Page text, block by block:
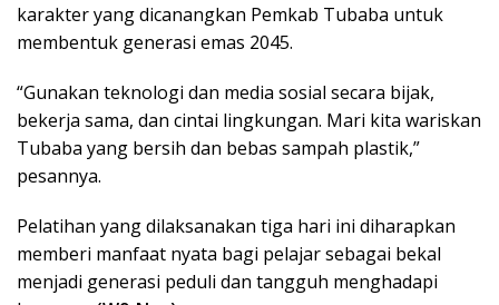
karakter yang dicanangkan Pemkab Tubaba untuk
membentuk generasi emas 2045.
“Gunakan teknologi dan media sosial secara bijak,
bekerja sama, dan cintai lingkungan. Mari kita wariskan
Tubaba yang bersih dan bebas sampah plastik,”
pesannya.
Pelatihan yang dilaksanakan tiga hari ini diharapkan
memberi manfaat nyata bagi pelajar sebagai bekal
menjadi generasi peduli dan tangguh menghadapi